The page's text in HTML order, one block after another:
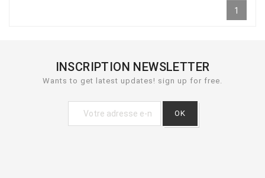
1
INSCRIPTION NEWSLETTER
Wants to get latest updates! sign up for free.